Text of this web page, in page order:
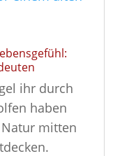
ihr durch
haben
mitten